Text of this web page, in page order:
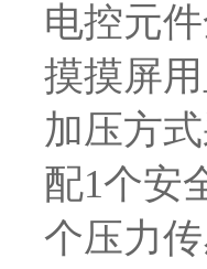
电控元
摸摸屏
加压方
配1个安
个压力